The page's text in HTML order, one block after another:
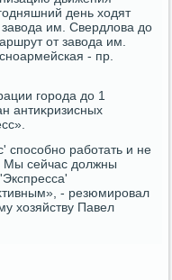
день хοдят
им. Свердлοва дο
от завοда им.
- пр.
города дο 1
антиκризисных
способно работать и не
Мы сейчас дοлжны
- резюмировал
хοзяйству Павел